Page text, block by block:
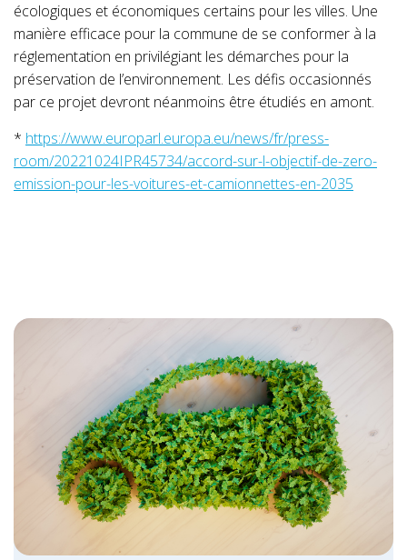
écologiques et économiques certains pour les villes. Une
manière efficace pour la commune de se conformer à la
réglementation en privilégiant les démarches pour la
préservation de l’environnement. Les défis occasionnés
par ce projet devront néanmoins être étudiés en amont.
* https://www.europarl.europa.eu/news/fr/press-
room/20221024IPR45734/accord-sur-l-objectif-de-zero-
emission-pour-les-voitures-et-camionnettes-en-2035